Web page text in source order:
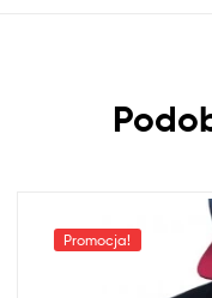
Promocja!